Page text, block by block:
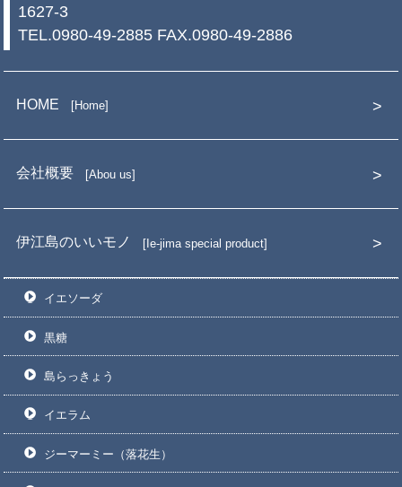
1627-3
TEL.0980-49-2885 FAX.0980-49-2886
HOME Home
会社概要 Abou us
伊江島のいいモノ Ie-jima special product
イエソーダ
黒糖
島らっきょう
イエラム
ジーマーミー（落花生）